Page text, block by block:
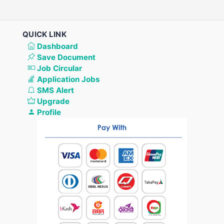
QUICK LINK
Dashboard
Save Document
Job Circular
Application Jobs
SMS Alert
Upgrade
Profile